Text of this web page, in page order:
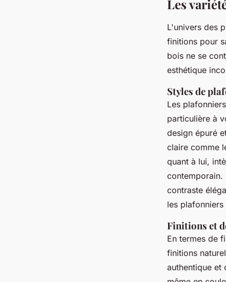
Les
L'univers des
finitions pour
bois ne se
esthétique
Styles de
Les
particulière à
design épuré
claire comme
quant à lui,
contemporain.
contraste
les
Finitions et
En termes de
finitions
authentique et